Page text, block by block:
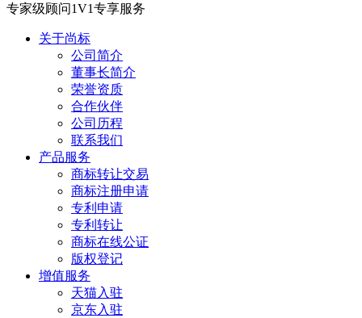
专家级顾问1V1专享服务
关于尚标
公司简介
董事长简介
荣誉资质
合作伙伴
公司历程
联系我们
产品服务
商标转让交易
商标注册申请
专利申请
专利转让
商标在线公证
版权登记
增值服务
天猫入驻
京东入驻